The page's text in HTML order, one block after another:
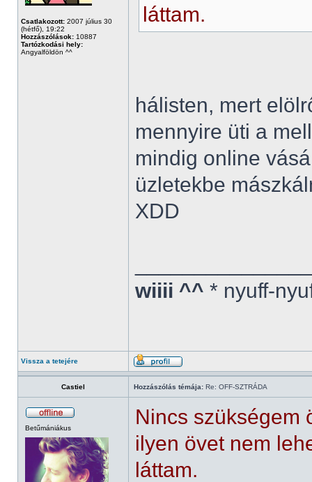
Csatlakozott: 2007 július 30
(hétfő), 19:22
Hozzászólások: 10887
Tartózkodási hely:
Angyalföldön ^^
láttam.
hálisten, mert
mennyire üti a
mindig online
üzletekbe
XDD
wiiii ^^ * nyuff-
Vissza a tetejére
Castiel Hozzászólás témája: Re: OFF-SZTRÁDA
Betűmániákus
Nincs szükségem
ilyen övet nem
láttam.